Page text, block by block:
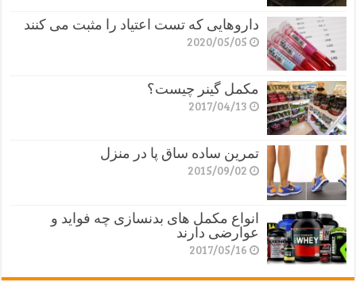
داروهایی که تست اعتیاد را مثبت می کنند
2020/05/05
مکمل گینر چیست؟
2017/04/13
تمرین ساده ساق پا در منزل
2015/09/02
انواع مکمل های بدنسازی چه فواید و
عوارضی دارند
2017/05/16